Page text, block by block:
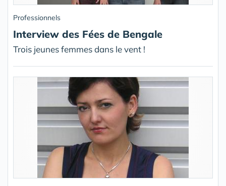
Professionnels
Interview des Fées de Bengale
Trois jeunes femmes dans le vent !